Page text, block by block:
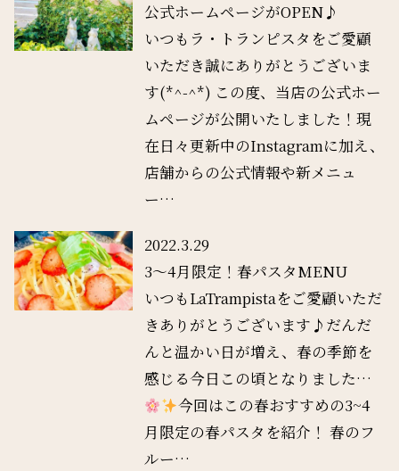
公式ホームページがOPEN♪
いつもラ・トランピスタをご愛顧
いただき誠にありがとうございま
す(*^-^*) この度、当店の公式ホー
ムページが公開いたしました！現
在日々更新中のInstagramに加え、
店舗からの公式情報や新メニュ
ー…
2022.3.29
3～4月限定！春パスタMENU
いつもLaTrampistaをご愛顧いただ
きありがとうございます♪だんだ
んと温かい日が増え、春の季節を
感じる今日この頃となりました…
今回はこの春おすすめの3~4
月限定の春パスタを紹介！ 春のフ
ルー…